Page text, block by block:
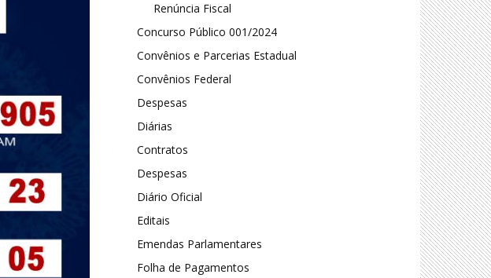
Renúncia Fiscal
Concurso Público 001/2024
Convênios e Parcerias Estadual
Convênios Federal
Despesas
Diárias
Contratos
Despesas
Diário Oficial
Editais
Emendas Parlamentares
Folha de Pagamentos